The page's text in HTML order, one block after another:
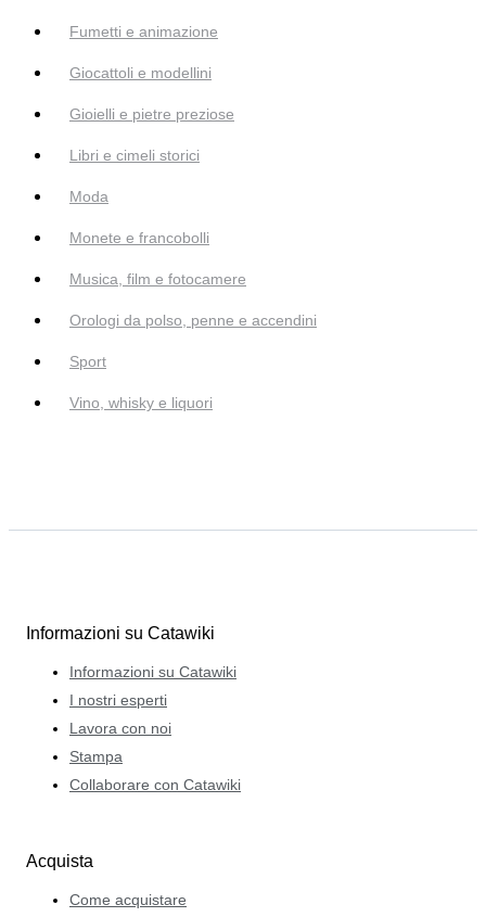
Fumetti e animazione
Giocattoli e modellini
Gioielli e pietre preziose
Libri e cimeli storici
Moda
Monete e francobolli
Musica, film e fotocamere
Orologi da polso, penne e accendini
Sport
Vino, whisky e liquori
Informazioni su Catawiki
Informazioni su Catawiki
I nostri esperti
Lavora con noi
Stampa
Collaborare con Catawiki
Acquista
Come acquistare